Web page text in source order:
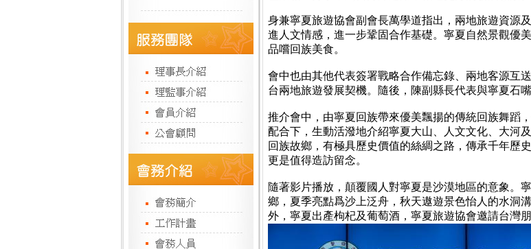
身兼寧夏旅遊協會副會長萬學道指出，兩地旅遊資源
進人文情感，進一步鞏固合作基礎。寧夏自然景觀優
品嚐回族美食。
會中也由其他代表簽署戰略合作備忘錄、兩地客源互
台兩地旅遊發展契機。隨後，陳副縣長代表與寧夏石
推介會中，由寧夏回族帶來優美飄揚的傳統回族舞蹈
配合下，生動活潑地介紹寧夏大山、人文文化、大河
回族故鄉，有極具歷史價值的絲綢之路，傳承千年歷
更是值得造訪留念。
隨著影片播放，顛覆國人對寧夏是沙漠地區的意象。
鄉，夏季亮點爲沙上泛舟，秋天遨遊景色怡人的水洞
外，寧夏出產枸杞及葡萄酒，寧夏旅遊協會邀請台灣朋